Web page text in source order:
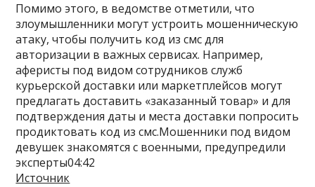
Помимо этого, в ведомстве отметили, что
злоумышленники могут устроить мошенническую
атаку, чтобы получить код из смс для
авторизации в важных сервисах. Например,
аферисты под видом сотрудников служб
курьерской доставки или маркетплейсов могут
предлагать доставить «заказанный товар» и для
подтверждения даты и места доставки попросить
продиктовать код из смс.Мошенники под видом
девушек знакомятся с военными, предупредили
эксперты04:42
Источник